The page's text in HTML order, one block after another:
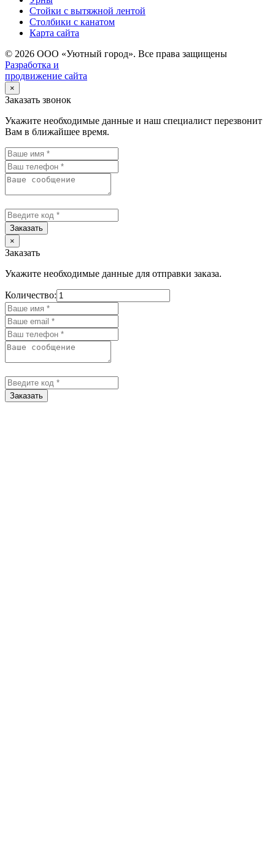
Стойки с вытяжной лентой
Столбики с канатом
Карта сайта
© 2026 ООО «Уютный город». Все права защищены
Разработка и
продвижение сайта
×
Заказать звонок
Укажите необходимые данные и наш специалист перезвонит
Вам в ближайшее время.
Заказать
×
Заказать
Укажите необходимые данные для отправки заказа.
Количество:
Заказать